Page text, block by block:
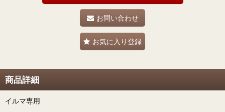
お問い合わせ
お気に入り登録
商品詳細
イルマ専用